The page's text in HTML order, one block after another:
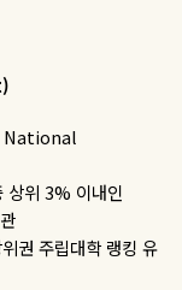
National
상위 3% 이내인
권 주립대학 랭킹 유